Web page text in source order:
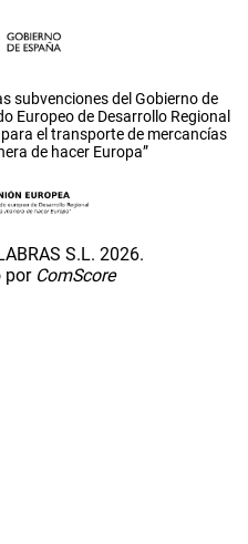
subvenciones del Gobierno de
Europeo de Desarrollo Regional
el transporte de mercancías
de hacer Europa”
S.L. 2026.
por ComScore